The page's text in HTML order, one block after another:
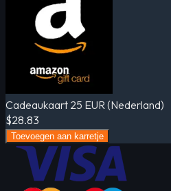
Cadeaukaart 25 EUR (Nederland)
$28.83
Toevoegen aan karretje